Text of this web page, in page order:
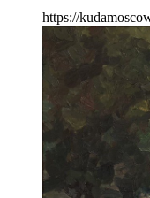
https://